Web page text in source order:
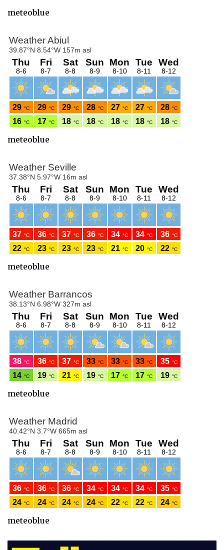
meteoblue
meteoblue
meteoblue
meteoblue
meteoblue